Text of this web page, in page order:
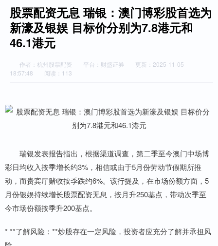
股票配资无息 瑞银：澳门博彩股首选为
新濠及银娱 目标价分别为7.8港元和
46.1港元
作者：杭州股票配资 平台：财盛证券
更新：2025-11-05
18:57:48
阅读：113
瑞银发表报告指出，根据渠道调查，第二季至今澳门中场博
彩日均收入按季增长约3%，相信或由于5月份劳动节假期所推
动，而贵宾厅赌收按季跌约6%。该行提及，在市场份额方面，5
月份银娱持续增长股票配资无息，按月升250基点，带动次季至
今市场份额按季升200基点。
* **了解风险：**炒股存在一定风险，投资者应充分了解并承担风